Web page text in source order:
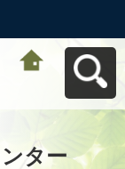
ター